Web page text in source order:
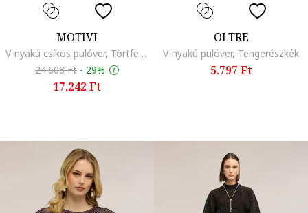
MOTIVI
V-nyakú csíkos pulóver, Törtfehér
24.608 Ft - 29%
17.242 Ft
OLTRE
V-nyakú pulóver, Tengerészkék
5.797 Ft